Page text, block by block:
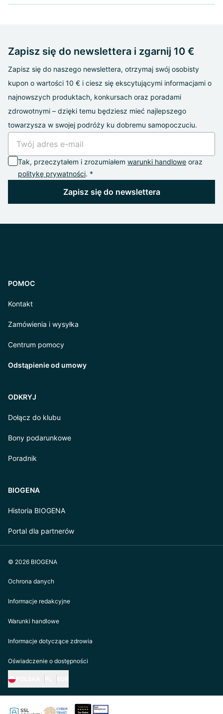
Zapisz się do newslettera i zgarnij 10 €
Zapisz się do naszego newslettera, otrzymaj swój osobisty
kupon o wartości 10 € i ciesz się ekscytującymi informacjami o
najnowszych produktach, konkursach oraz poradami
zdrowotnymi – dzięki temu będziesz mieć najlepszego
towarzysza w swojej podróży ku dobremu samopoczuciu.
Tak, przeczytałem i zrozumiałem warunki handlowe oraz
politykę prywatności. *
Zapisz się do newslettera
POMOC
Kontakt
Zamówienia i wysyłka
Centrum pomocy
Odstąpienie od umowy
ODKRYJ
Dołącz do klubu
Bony podarunkowe
Poradnik
BIOGENA
Historia BIOGENA
Portal dla partnerów
© 2026 BIOGENA
Ochrona danych
Informacje redakcyjne
Warunki handlowe
Informacje dotyczące zdrowia
Oświadczenie o dostępności
https://biogena.com/de-at
https://biogena.com/de-de